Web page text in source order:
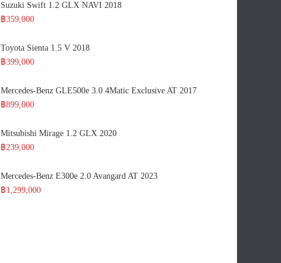
Suzuki Swift 1.2 GLX NAVI 2018
฿359,000
Toyota Sienta 1.5 V 2018
฿399,000
Mercedes-Benz GLE500e 3.0 4Matic Exclusive AT 2017
฿899,000
Mitsubishi Mirage 1.2 GLX 2020
฿239,000
Mercedes-Benz E300e 2.0 Avangard AT 2023
฿1,299,000